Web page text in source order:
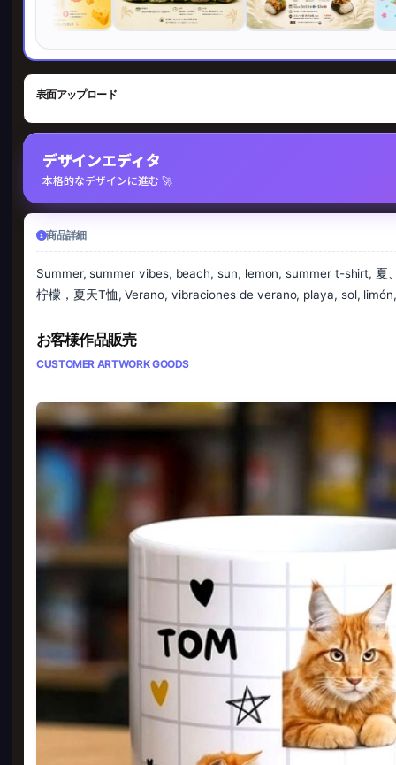
表面アップロード
デザインエディタ
本格的なデザインに進む 🚀
商品詳細
Summer, summer vibes, beach, sun, lemon, summer t-shirt, 夏
柠檬，夏天T恤, Verano, vibraciones de verano, playa, sol,
お客様作品販売
CUSTOMER ARTWORK GOODS